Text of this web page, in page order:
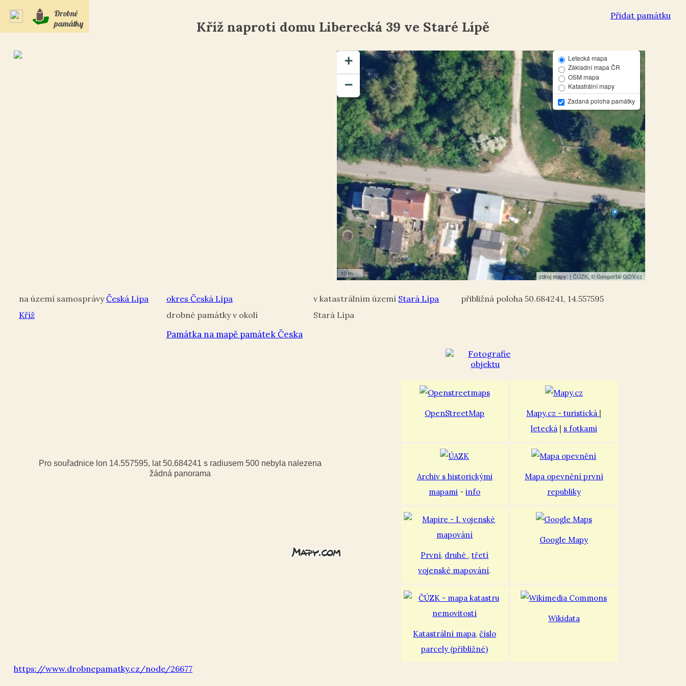
Přidat památku
Drobné
památky
Kříž naproti domu Liberecká 39 ve Staré Lípě
+
−
Letecká mapa
Základní mapa ČR
OSM mapa
Katastrální mapy
Zadaná poloha památky
10 m zdroj mapy: |ČÚZK, ©Geoportál GOV.cz
Česká Lípa okres Česká Lípa Stará Lípa 50.684241, 14.557595
Kříž
Památka na mapě památek Česka
Stará Lípa
Pro souřadnice lon 14.557595, lat 50.684241 s radiusem 500 nebyla nalezena
žádná panorama
OpenStreetMap Mapy.cz - turistická |
letecká| s fotkami
Archiv s historickými
mapami -info
Mapa opevnění první
republiky
První, druhé ,třetí
vojenské mapování.
Google Mapy
Katastrální mapa,číslo
parcely (přibližné)
Wikidata
https://www.drobnepamatky.cz/node/26677